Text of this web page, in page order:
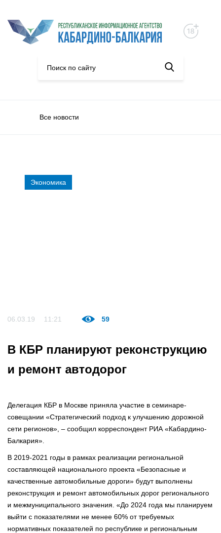
Все новости
Экономика
06.03.19 11:21 59
В КБР планируют реконструкцию
и ремонт автодорог
Делегация КБР в Москве приняла участие в семинаре-
совещании «Стратегический подход к улучшению дорожной
сети регионов», – сообщил корреспондент РИА «Кабардино-
Балкария».
В 2019-2021 годы в рамках реализации региональной
составляющей национального проекта «Безопасные и
качественные автомобильные дороги» будут выполнены
реконструкция и ремонт автомобильных дорог регионального
и межмуниципального значения. «До 2024 года мы планируем
выйти с показателями не менее 60% от требуемых
нормативных показателей по республике и региональным